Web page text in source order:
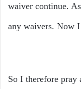
waiver continue.
any waivers. Now
So I therefore pray